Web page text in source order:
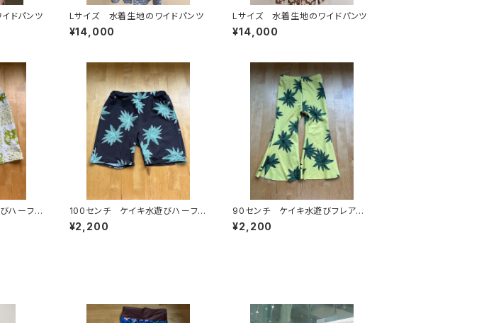
ドパンツ Lサイズ 水着生地のワイドパンツ
¥14,000
Lサイズ 水着生地のワイドパンツ
¥14,000
ハーフパ
100センチ ケイキ水遊びハーフパ
ンツ
¥2,200
90センチ ケイキ水遊びフレアパ
ンツ
¥2,200